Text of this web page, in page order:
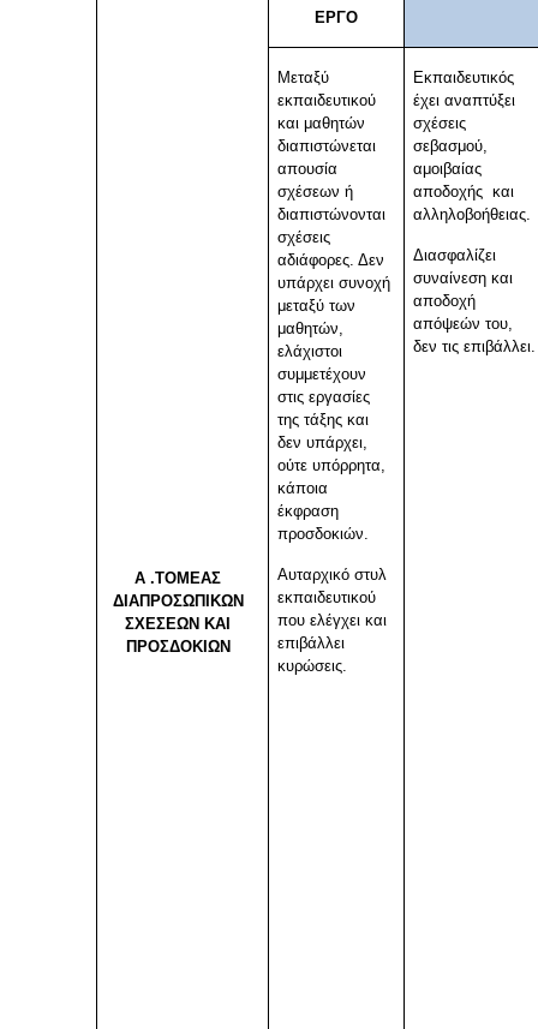
Α .ΤΟΜΕΑΣ
ΔΙΑΠΡΟΣΩΠΙΚΩΝ
ΣΧΕΣΕΩΝ ΚΑΙ
ΠΡΟΣΔΟΚΙΩΝ
ΕΡΓΟ
Μεταξύ
εκπαιδευτικού
και μαθητών
διαπιστώνεται
απουσία
σχέσεων ή
διαπιστώνονται
σχέσεις
αδιάφορες. Δεν
υπάρχει συνοχή
μεταξύ των
μαθητών,
ελάχιστοι
συμμετέχουν
στις εργασίες
της τάξης και
δεν υπάρχει,
ούτε υπόρρητα,
κάποια
έκφραση
προσδοκιών.
Αυταρχικό στυλ
εκπαιδευτικού
που ελέγχει και
επιβάλλει
κυρώσεις.
Εκπαιδευτικός
έχει αναπτύξει
σχέσεις
σεβασμού,
αμοιβαίας
αποδοχής και
αλληλοβοήθειας.
Διασφαλίζει
συναίνεση και
αποδοχή
απόψεών του,
δεν τις επιβάλλει.